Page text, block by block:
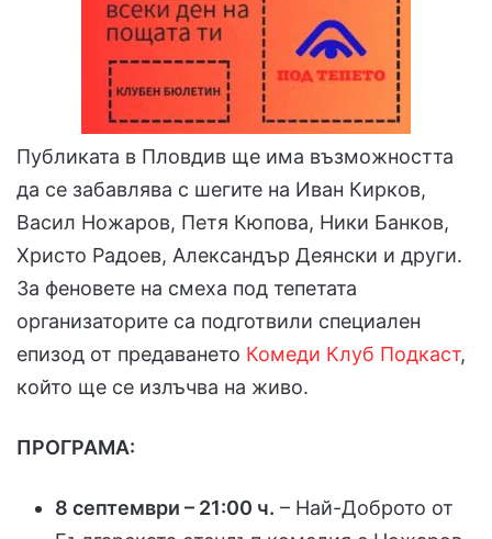
Публиката в Пловдив ще има възможността
да се забавлява с шегите на Иван Кирков,
Васил Ножаров, Петя Кюпова, Ники Банков,
Христо Радоев, Александър Деянски и други.
За феновете на смеха под тепетата
организаторите са подготвили специален
епизод от предаването Комеди Клуб Подкаст,
който ще се излъчва на живо.
ПРОГРАМА:
8 септември – 21:00 ч. – Най-Доброто от